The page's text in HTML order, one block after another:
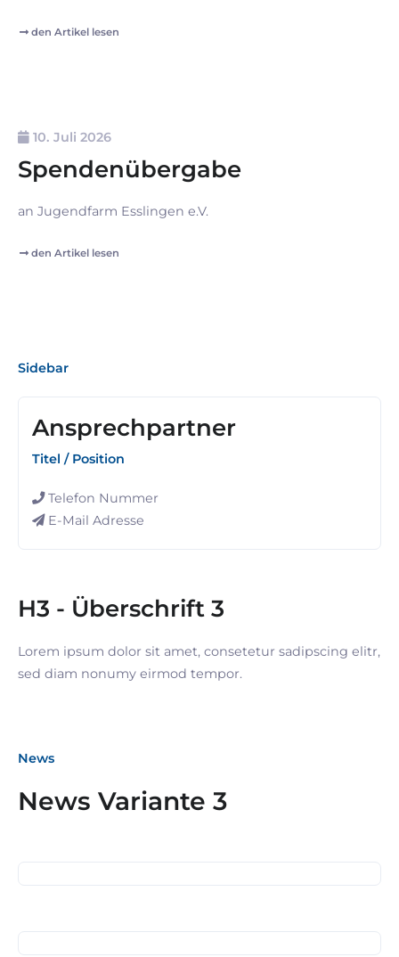
den Artikel lesen
10. Juli 2026
Spendenübergabe
an Jugendfarm Esslingen e.V.
den Artikel lesen
Sidebar
Ansprechpartner
Titel / Position
Telefon Nummer
E-Mail Adresse
H3 - Überschrift 3
Lorem ipsum dolor sit amet, consetetur sadipscing elitr,
sed diam nonumy eirmod tempor.
News
News Variante 3